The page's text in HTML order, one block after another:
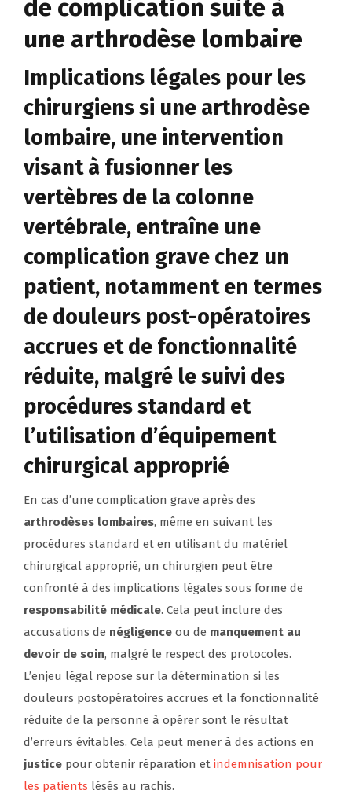
de complication suite à
une arthrodèse lombaire
Implications légales pour les
chirurgiens si une arthrodèse
lombaire, une intervention
visant à fusionner les
vertèbres de la colonne
vertébrale, entraîne une
complication grave chez un
patient, notamment en termes
de douleurs post-opératoires
accrues et de fonctionnalité
réduite, malgré le suivi des
procédures standard et
l’utilisation d’équipement
chirurgical approprié
En cas d’une complication grave après des
arthrodèses lombaires, même en suivant les
procédures standard et en utilisant du matériel
chirurgical approprié, un chirurgien peut être
confronté à des implications légales sous forme de
responsabilité médicale. Cela peut inclure des
accusations de négligence ou de manquement au
devoir de soin, malgré le respect des protocoles.
L’enjeu légal repose sur la détermination si les
douleurs postopératoires accrues et la fonctionnalité
réduite de la personne à opérer sont le résultat
d’erreurs évitables. Cela peut mener à des actions en
justice pour obtenir réparation et indemnisation pour
les patients lésés au rachis.